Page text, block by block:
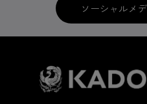
ソーシャルメ